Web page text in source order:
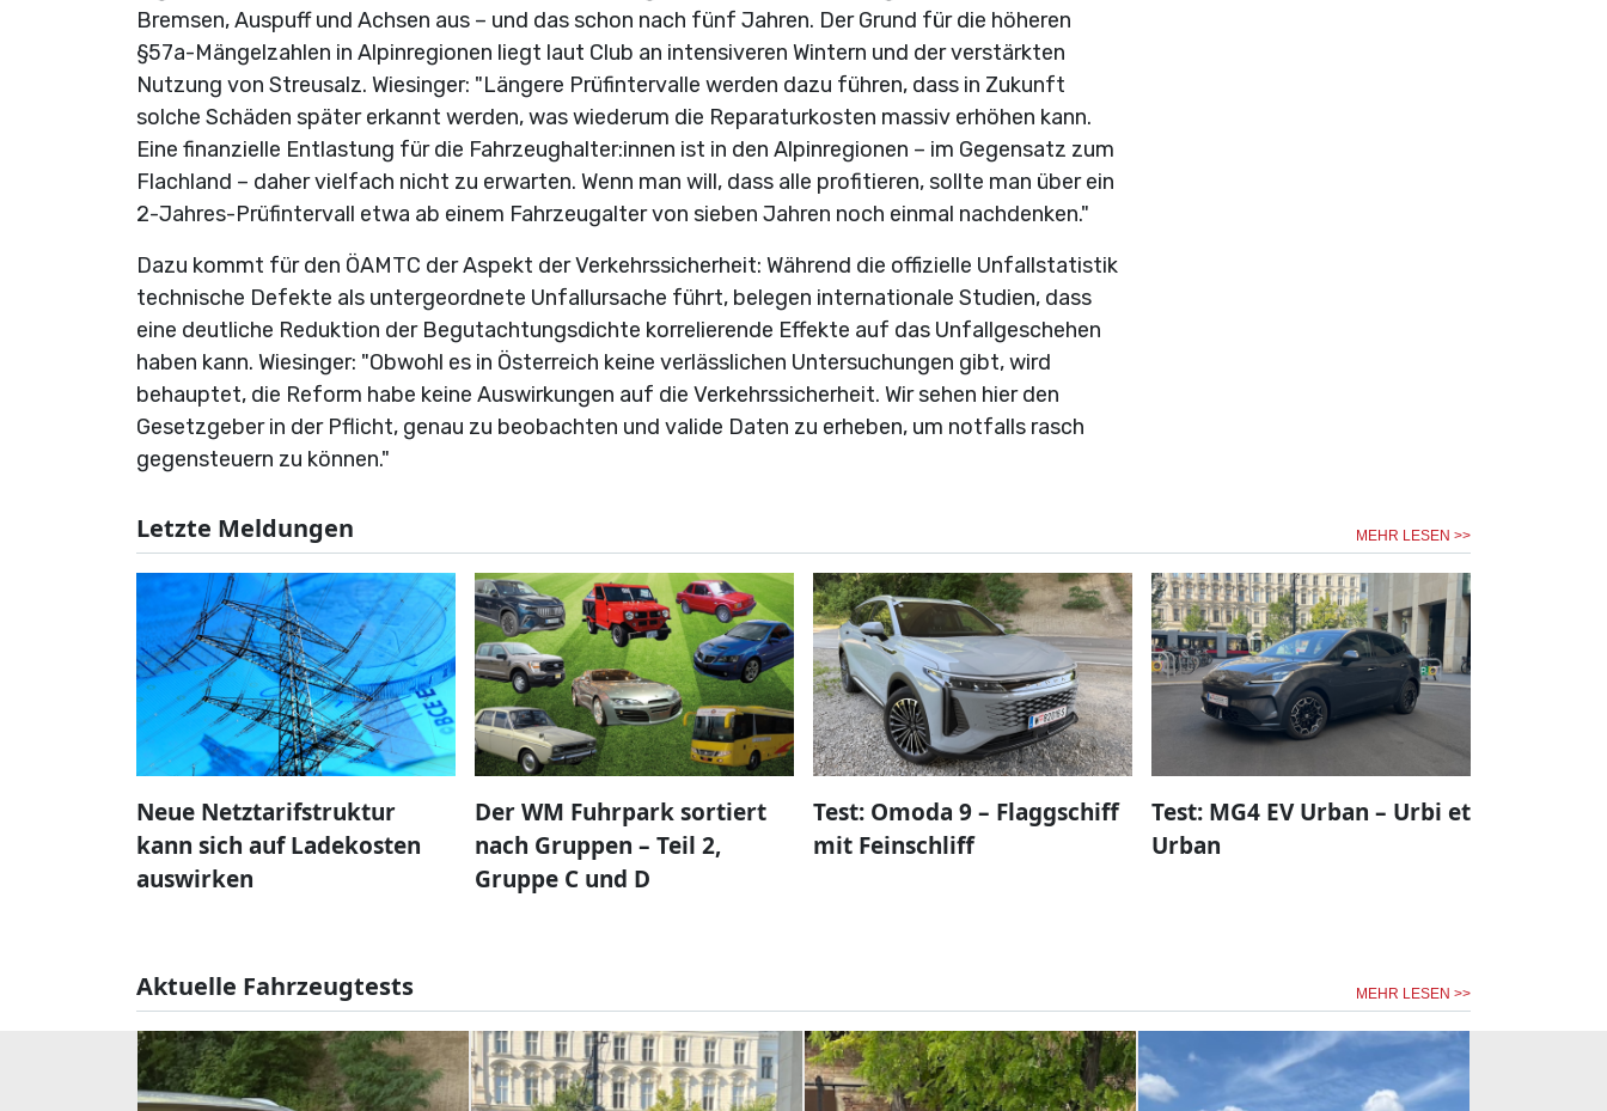
Bremsen, Auspuff und Achsen aus – und das schon nach fünf Jahren. Der Grund für die höheren
§57a-Mängelzahlen in Alpinregionen liegt laut Club an intensiveren Wintern und der verstärkten
Nutzung von Streusalz. Wiesinger: "Längere Prüfintervalle werden dazu führen, dass in Zukunft
solche Schäden später erkannt werden, was wiederum die Reparaturkosten massiv erhöhen kann.
Eine finanzielle Entlastung für die Fahrzeughalter:innen ist in den Alpinregionen – im Gegensatz zum
Flachland – daher vielfach nicht zu erwarten. Wenn man will, dass alle profitieren, sollte man über ein
2-Jahres-Prüfintervall etwa ab einem Fahrzeugalter von sieben Jahren noch einmal nachdenken."
Dazu kommt für den ÖAMTC der Aspekt der Verkehrssicherheit: Während die offizielle Unfallstatistik
technische Defekte als untergeordnete Unfallursache führt, belegen internationale Studien, dass
eine deutliche Reduktion der Begutachtungsdichte korrelierende Effekte auf das Unfallgeschehen
haben kann. Wiesinger: "Obwohl es in Österreich keine verlässlichen Untersuchungen gibt, wird
behauptet, die Reform habe keine Auswirkungen auf die Verkehrssicherheit. Wir sehen hier den
Gesetzgeber in der Pflicht, genau zu beobachten und valide Daten zu erheben, um notfalls rasch
gegensteuern zu können."
Letzte Meldungen MEHR LESEN >>
Neue Netztarifstruktur
kann sich auf Ladekosten
auswirken
Der WM Fuhrpark sortiert
nach Gruppen – Teil 2,
Gruppe C und D
Test: Omoda 9 – Flaggschiff
mit Feinschliff
Test: MG4 EV Urban – Urbi et
Urban
Aktuelle Fahrzeugtests MEHR LESEN >>